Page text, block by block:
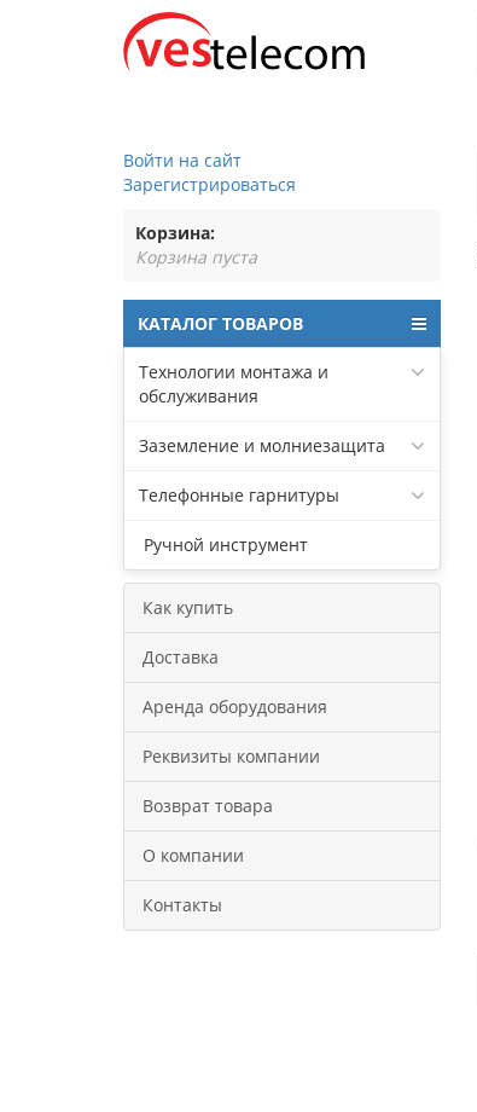
Войти на сайт
Зарегистрироваться
Корзина:
Корзина пуста
КАТАЛОГ ТОВАРОВ
Технологии монтажа и
обслуживания
Заземление и молниезащита
Телефонные гарнитуры
Ручной инструмент
Как купить
Доставка
Аренда оборудования
Реквизиты компании
Возврат товара
О компании
Контакты